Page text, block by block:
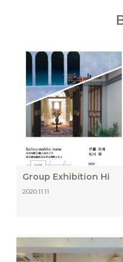
Group Exhibition Hi
2020.11.11